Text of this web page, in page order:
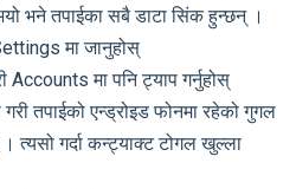
भने तपाईका सबै डाटा सिंक हुन्छन् ।
मा जानुहोस्
Accounts मा पनि ट्याप गर्नुहोस्
तपाईको एन्ड्रोइड फोनमा रहेको गुगल
त्यसो गर्दा कन्ट्याक्ट टोगल खुल्ला